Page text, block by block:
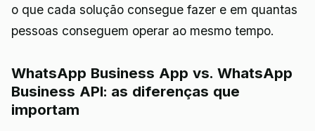
o que cada solução consegue fazer e em quantas
pessoas conseguem operar ao mesmo tempo.
WhatsApp Business App vs. WhatsApp
Business API: as diferenças que
importam